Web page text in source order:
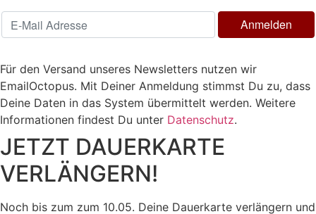
Für den Versand unseres Newsletters nutzen wir
EmailOctopus. Mit Deiner Anmeldung stimmst Du zu, dass
Deine Daten in das System übermittelt werden. Weitere
Informationen findest Du unter Datenschutz.
JETZT DAUERKARTE
VERLÄNGERN!
Noch bis zum zum 10.05. Deine Dauerkarte verlängern und